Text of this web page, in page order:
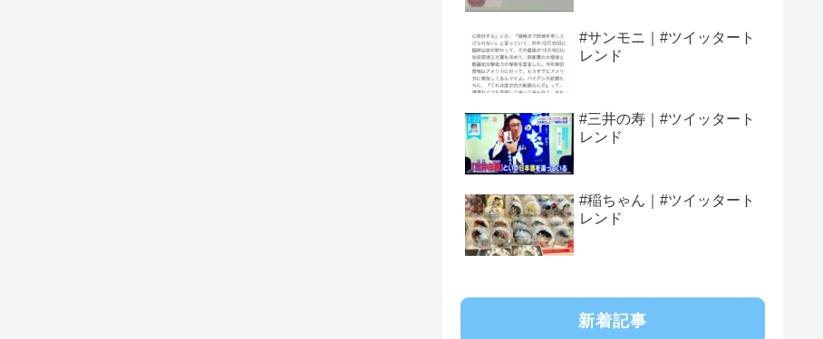
#サンモニ｜#ツイッタート
レンド
#三井の寿｜#ツイッタート
レンド
#稲ちゃん｜#ツイッタート
レンド
新着記事